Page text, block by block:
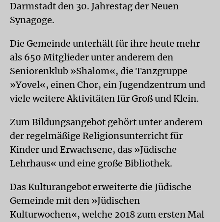
Darmstadt den 30. Jahrestag der Neuen
Synagoge.
Die Gemeinde unterhält für ihre heute mehr
als 650 Mitglieder unter anderem den
Seniorenklub »Shalom«, die Tanzgruppe
»Yovel«, einen Chor, ein Jugendzentrum und
viele weitere Aktivitäten für Groß und Klein.
Zum Bildungsangebot gehört unter anderem
der regelmäßige Religionsunterricht für
Kinder und Erwachsene, das »Jüdische
Lehrhaus« und eine große Bibliothek.
Das Kulturangebot erweiterte die Jüdische
Gemeinde mit den »Jüdischen
Kulturwochen«, welche 2018 zum ersten Mal